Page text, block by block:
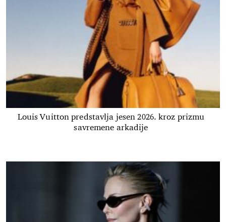
Louis Vuitton predstavlja jesen 2026. kroz prizmu
savremene arkadije